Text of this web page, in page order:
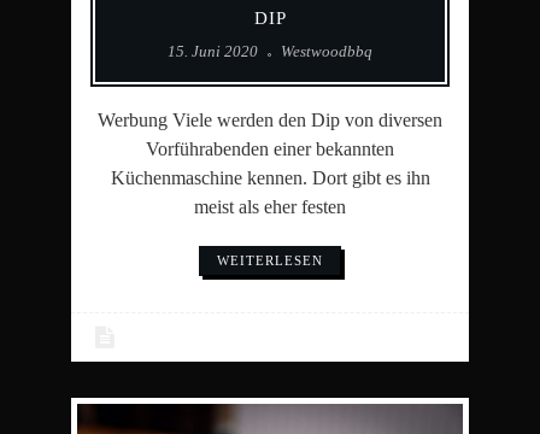
DIP
15. Juni 2020 Westwoodbbq
Werbung Viele werden den Dip von diversen
Vorführabenden einer bekannten
Küchenmaschine kennen. Dort gibt es ihn
meist als eher festen
WEITERLESEN